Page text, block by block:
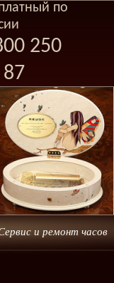
по
250
и ремонт часов